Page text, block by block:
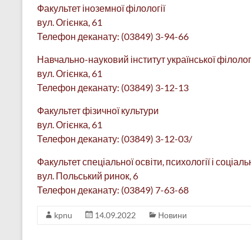
Факультет іноземної філології
вул. Огієнка, 61
Телефон деканату: (03849) 3-94-66
Навчально-науковий інститут української
вул. Огієнка, 61
Телефон деканату: (03849) 3-12-13
Факультет фізичної культури
вул. Огієнка, 61
Телефон деканату: (03849) 3-12-03/
Факультет спеціальної освіти, психології і
вул. Польський ринок, 6
Телефон деканату: (03849) 7-63-68
kpnu 14.09.2022 Новини